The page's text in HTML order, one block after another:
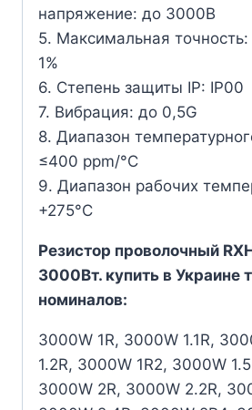
напряжение: до 3000В
5. Максимальная точность:
1%
6. Степень защиты IP: IP00
7. Вибрация: до 0,5G
8. Диапазон
≤400 ppm/°C
9. Диапазон рабочих
+275°C
Резистор проволочный
3000Вт. купить в Украине
номиналов:
3000W 1R, 3000W 1.1R,
1.2R, 3000W 1R2, 3000W
3000W 2R, 3000W 2.2R,